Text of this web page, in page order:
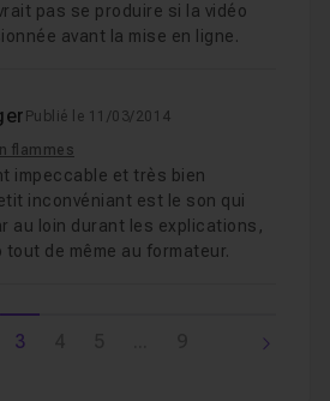
pas se produire si la vidéo
avant la mise en ligne.
Publié le 11/03/2014
flammes
impeccable et très bien
inconvéniant est le son qui
au loin durant les explications,
tout de même au formateur.
3